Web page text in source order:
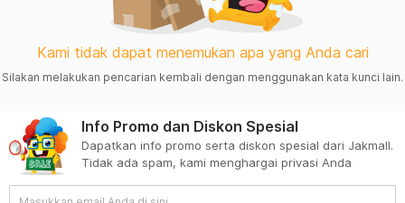
Kami tidak dapat menemukan apa yang Anda cari
Silakan melakukan pencarian kembali dengan menggunakan kata kunci lain.
Info Promo dan Diskon Spesial
Dapatkan info promo serta diskon spesial dari Jakmall.
Tidak ada spam, kami menghargai privasi Anda